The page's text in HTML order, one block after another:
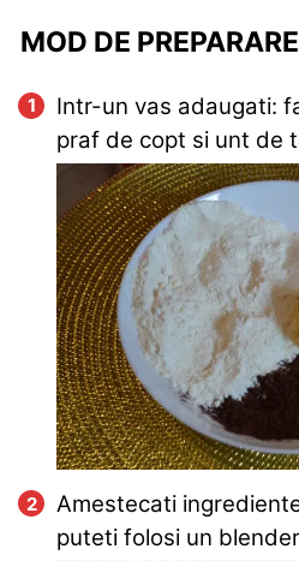
MOD DE PREPARARE
Intr-un vas adaugati:
praf de copt si unt de
Amestecati
puteti folosi un